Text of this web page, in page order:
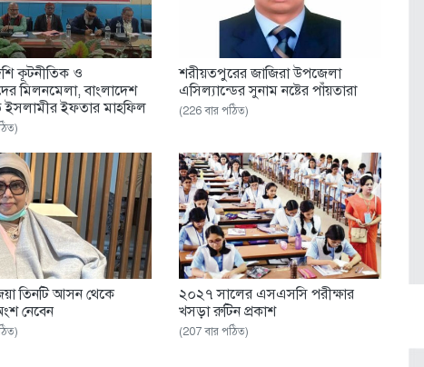
কূটনীতিক ও
মিলনমেলা, বাংলাদেশ
ইসলামীর ইফতার মাহফিল
শরীয়তপুরের জাজিরা উপজেলা
এসিল্যান্ডের সুনাম নষ্টের পাঁয়তারা
(226 বার পঠিত)
তিনটি আসন থেকে
নেবেন
২০২৭ সালের এসএসসি পরীক্ষার
খসড়া রুটিন প্রকাশ
(207 বার পঠিত)